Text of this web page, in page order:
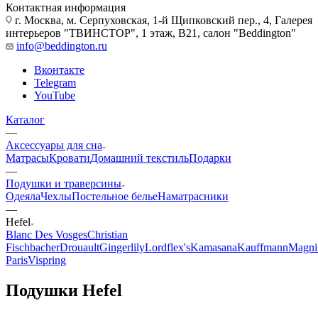
Контактная информация
г. Москва, м. Серпуховская, 1-й Щипковский пер., 4, Галерея
интерьеров "ТВИНСТОР", 1 этаж, B21, салон "Beddington"
info@beddington.ru
Вконтакте
Telegram
YouTube
Каталог
—
Аксессуары для сна
МатрасыКроватиДомашний текстильПодарки
—
Подушки и траверсины
ОдеялаЧехлыПостельное бельеНаматрасники
—
Hefel
Blanc Des VosgesChristian
FischbacherDrouaultGingerlilyLordflex'sKamasanaKauffmann
ParisVispring
Подушки Hefel